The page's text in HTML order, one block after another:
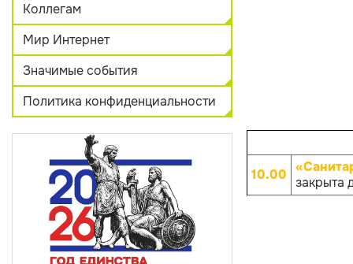
Коллегам
Мир Интернет
Значимые события
Политика конфиденциальности
10.00 закрыта